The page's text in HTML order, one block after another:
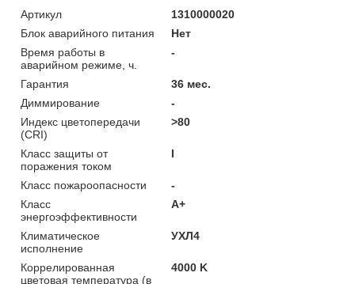
Артикул
1310000020
Блок аварийного питания
Нет
Время работы в
аварийном режиме, ч.
-
Гарантия
36 мес.
Диммирование
-
Индекс цветопередачи
(CRI)
>80
Класс защиты от
поражения током
I
Класс пожароопасности
-
Класс
энергоэффективности
A+
Климатическое
исполнение
УХЛ4
Коррелированная
цветовая температура (в
4000 K